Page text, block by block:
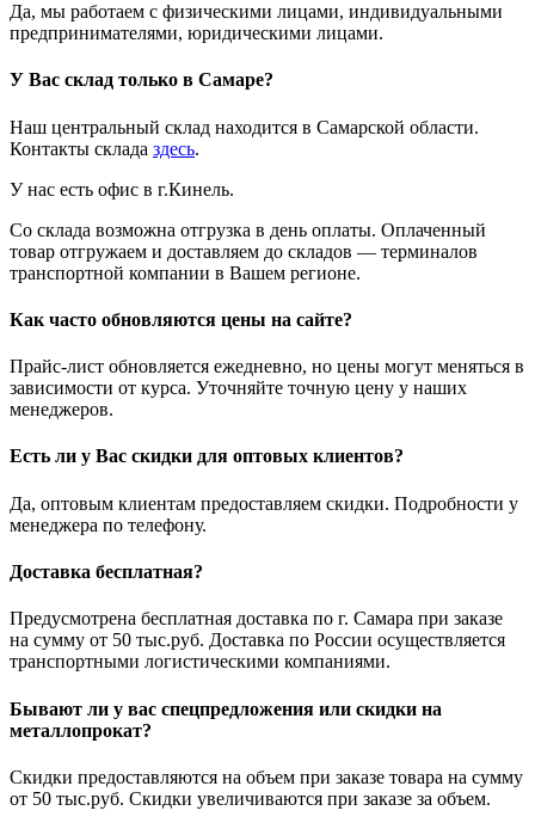
Да, мы работаем с физическими лицами, индивидуальными
предпринимателями, юридическими лицами.
У Вас склад только в Самаре?
Наш центральный склад находится в Самарской области.
Контакты склада здесь.
У нас есть офис в г.Кинель.
Со склада возможна отгрузка в день оплаты. Оплаченный
товар отгружаем и доставляем до складов — терминалов
транспортной компании в Вашем регионе.
Как часто обновляются цены на сайте?
Прайс-лист обновляется ежедневно, но цены могут меняться в
зависимости от курса. Уточняйте точную цену у наших
менеджеров.
Есть ли у Вас скидки для оптовых клиентов?
Да, оптовым клиентам предоставляем скидки. Подробности у
менеджера по телефону.
Доставка бесплатная?
Предусмотрена бесплатная доставка по г. Самара при заказе
на сумму от 50 тыс.руб. Доставка по России осуществляется
транспортными логистическими компаниями.
Бывают ли у вас спецпредложения или скидки на
металлопрокат?
Скидки предоставляются на объем при заказе товара на сумму
от 50 тыс.руб. Скидки увеличиваются при заказе за объем.